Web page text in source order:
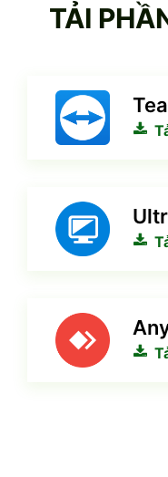
TẢI